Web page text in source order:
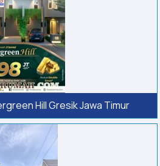
Hill Gresik Jawa Timur